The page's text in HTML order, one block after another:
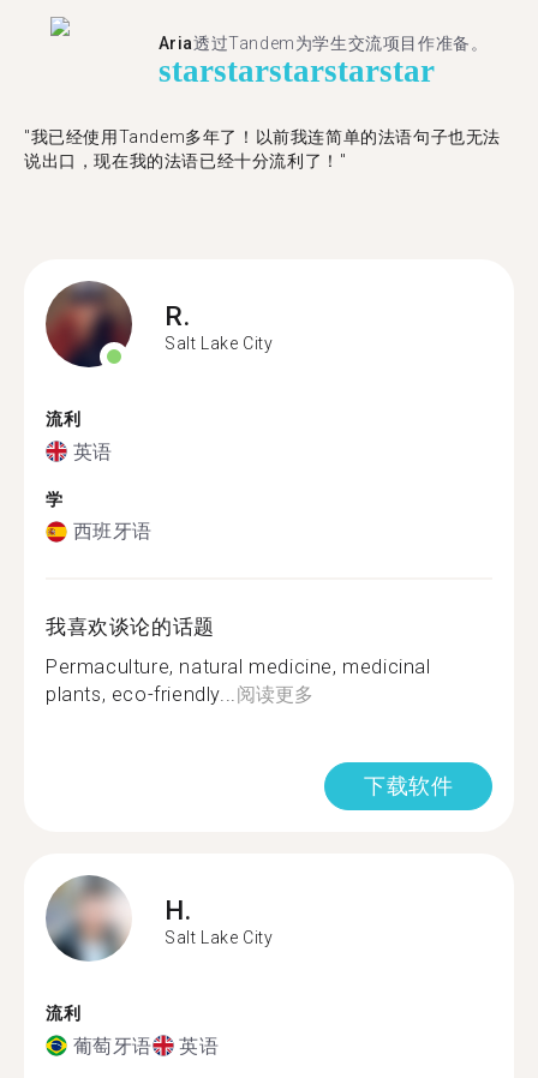
Aria透过Tandem为学生交流项目作准备。
starstarstarstarstar
"​​我已经使用Tandem多年了！以前我连简单的法语句子也无法
说出口，现在我的法语已经十分流利了！"
R.
Salt Lake City
流利
英语
学
西班牙语
我喜欢谈论的话题
Permaculture, natural medicine, medicinal
plants, eco-friendly...阅读更多
下载软件
H.
Salt Lake City
流利
葡萄牙语 英语